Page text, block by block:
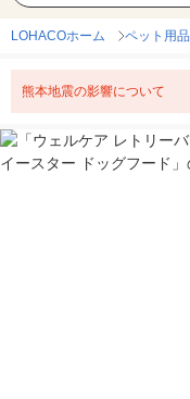
LOHACOホーム ペット用品
熊本地震の影響について